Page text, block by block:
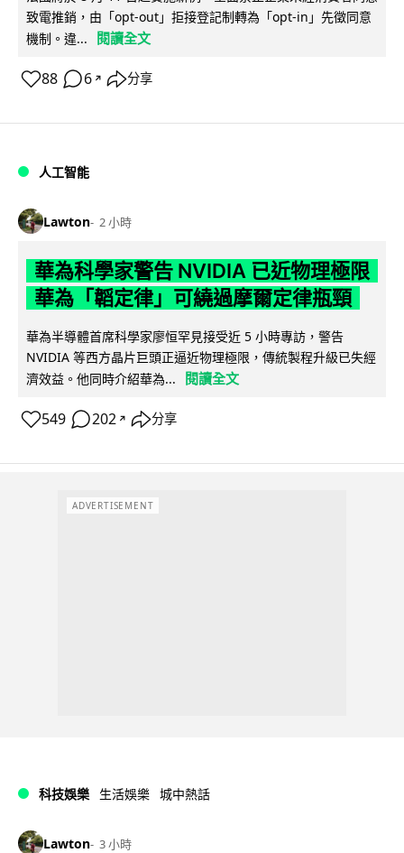
致電推銷，由「opt-out」拒接登記制轉為「opt-in」先徵同意
機制。違...
閱讀全文
88 6 ↗ 分享
人工智能
Lawton 2 小時
華為科學家警告 NVIDIA 已近物理極限
華為「韜定律」可繞過摩爾定律瓶頸
華為半導體首席科學家廖恒罕見接受近 5 小時專訪，警告
NVIDIA 等西方晶片巨頭正逼近物理極限，傳統製程升級已失經
濟效益。他同時介紹華為...
閱讀全文
549 202 ↗ 分享
ADVERTISEMENT
科技娛樂 生活娛樂 城中熱話
Lawton 3 小時